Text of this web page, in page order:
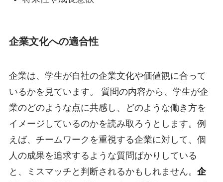
企業文化への適合性
企業は、学生が自社の企業文化や価値観に合って
いるかを見ています。 質問の内容から、学生が企
業のどのような点に共感し、どのような働き方を
イメージしているのかを読み取ろうとします。例
えば、チームワークを重視する企業に対して、個
人の成果を追求するような質問ばかりしている
と、ミスマッチと判断されるかもしれません。 企